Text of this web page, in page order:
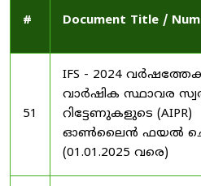
# Document Title /
51
IFS - 2024
വാർഷിക സ്ഥാവര
റിട്ടേണുകളുടെ (AIPR)
ഓൺലൈൻ ഫയൽ
(01.01.2025 വരെ)